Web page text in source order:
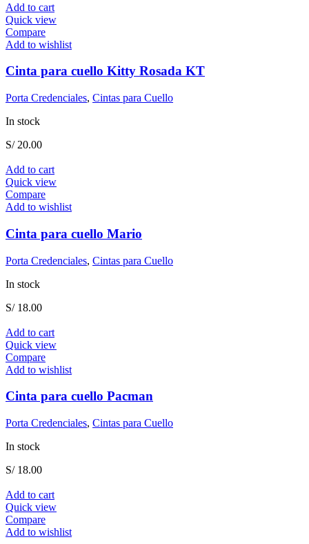
Add to cart
Quick view
Compare
Add to wishlist
Cinta para cuello Kitty Rosada KT
Porta Credenciales, Cintas para Cuello
In stock
S/20.00
Add to cart
Quick view
Compare
Add to wishlist
Cinta para cuello Mario
Porta Credenciales, Cintas para Cuello
In stock
S/18.00
Add to cart
Quick view
Compare
Add to wishlist
Cinta para cuello Pacman
Porta Credenciales, Cintas para Cuello
In stock
S/18.00
Add to cart
Quick view
Compare
Add to wishlist